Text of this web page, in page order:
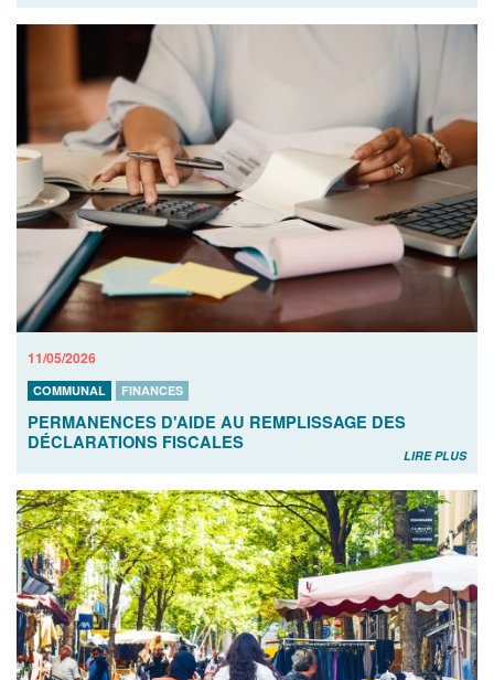
11/05/2026
COMMUNAL FINANCES
PERMANENCES D'AIDE AU REMPLISSAGE DES
DÉCLARATIONS FISCALES
LIRE PLUS